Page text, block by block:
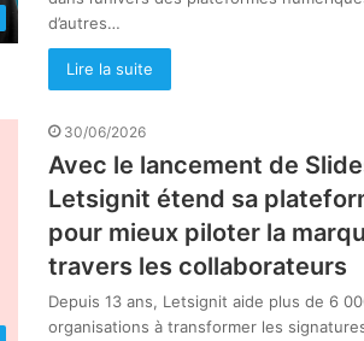
d’autres…
Lire la suite
30/06/2026
Avec le lancement de
Letsignit étend sa
pour mieux piloter la
travers les collaborateurs
Depuis 13 ans, Letsignit aide plus de 6
organisations à transformer les